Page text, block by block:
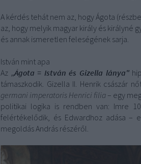
A kérdés tehát nem az, hogy Ágota
az, hogy melyik magyar király és királyné
és annak ismeretlen feleségének sarja.
István mint apa
Az „Ágota = István és Gizella lánya"
támaszkodik. Gizella II. Henrik császár
germani imperatoris Henrici filia – egy
politikai logika is rendben van: Imre
felértékelődik, és Edwardhoz adása –
megoldás András részéről.